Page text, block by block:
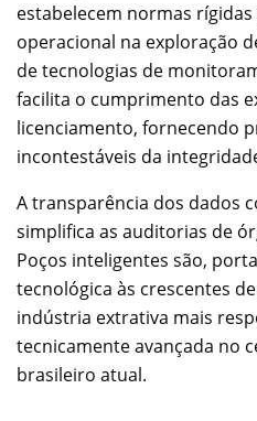
estabelecem normas
operacional na exploração
de tecnologias de
facilita o cumprimento das
licenciamento, fornecendo
incontestáveis da
A transparência dos dados
simplifica as auditorias de
Poços inteligentes são,
tecnológica às crescentes
indústria extrativa mais
tecnicamente avançada no
brasileiro atual.